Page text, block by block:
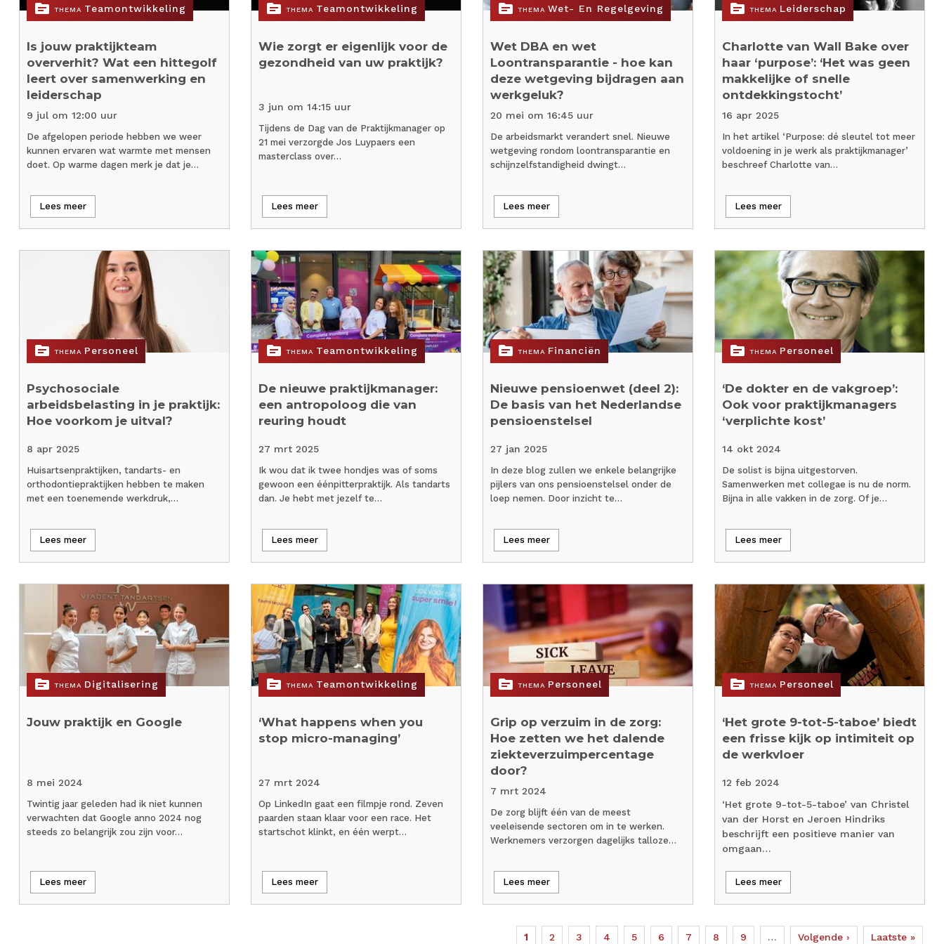
topic THEMA Teamontwikkeling
Is jouw praktijkteam
oververhit? Wat een hittegolf
leert over samenwerking en
leiderschap
9 jul om 12:00 uur
De afgelopen periode hebben we weer
kunnen ervaren wat warmte met mensen
doet. Op warme dagen merk je dat je…
Lees meer
topic THEMA Teamontwikkeling
Wie zorgt er eigenlijk voor de
gezondheid van uw praktijk?
3 jun om 14:15 uur
Tijdens de Dag van de Praktijkmanager op
21 mei verzorgde Jos Luypaers een
masterclass over…
Lees meer
topic THEMA Wet- En Regelgeving
Wet DBA en wet
Loontransparantie - hoe kan
deze wetgeving bijdragen aan
werkgeluk?
20 mei om 16:45 uur
De arbeidsmarkt verandert snel. Nieuwe
wetgeving rondom loontransparantie en
schijnzelfstandigheid dwingt…
Lees meer
topic THEMA Leiderschap
Charlotte van Wall Bake over
haar ‘purpose’: ‘Het was geen
makkelijke of snelle
ontdekkingstocht’
16 apr 2025
In het artikel ‘Purpose: dé sleutel tot meer
voldoening in je werk als praktijkmanager’
beschreef Charlotte van…
Lees meer
topic THEMA Personeel
Psychosociale
arbeidsbelasting in je praktijk:
Hoe voorkom je uitval?
8 apr 2025
Huisartsenpraktijken, tandarts- en
orthodontiepraktijken hebben te maken
met een toenemende werkdruk,…
Lees meer
topic THEMA Teamontwikkeling
De nieuwe praktijkmanager:
een antropoloog die van
reuring houdt
27 mrt 2025
Ik wou dat ik twee hondjes was of soms
gewoon een éénpitterpraktijk. Als tandarts
dan. Je hebt met jezelf te…
Lees meer
topic THEMA Financiën
Nieuwe pensioenwet (deel 2):
De basis van het Nederlandse
pensioenstelsel
27 jan 2025
In deze blog zullen we enkele belangrijke
pijlers van ons pensioenstelsel onder de
loep nemen. Door inzicht te…
Lees meer
topic THEMA Personeel
‘De dokter en de vakgroep’:
Ook voor praktijkmanagers
‘verplichte kost’
14 okt 2024
De solist is bijna uitgestorven.
Samenwerken met collegae is nu de norm.
Bijna in alle vakken in de zorg. Of je…
Lees meer
topic THEMA Digitalisering
Jouw praktijk en Google
8 mei 2024
Twintig jaar geleden had ik niet kunnen
verwachten dat Google anno 2024 nog
steeds zo belangrijk zou zijn voor…
Lees meer
topic THEMA Teamontwikkeling
‘What happens when you
stop micro-managing’
27 mrt 2024
Op LinkedIn gaat een filmpje rond. Zeven
paarden staan klaar voor een race. Het
startschot klinkt, en één werpt…
Lees meer
topic THEMA Personeel
Grip op verzuim in de zorg:
Hoe zetten we het dalende
ziekteverzuimpercentage
door?
7 mrt 2024
De zorg blijft één van de meest
veeleisende sectoren om in te werken.
Werknemers verzorgen dagelijks talloze…
Lees meer
topic THEMA Personeel
‘Het grote 9-tot-5-taboe’ biedt
een frisse kijk op intimiteit op
de werkvloer
12 feb 2024
‘Het grote 9-tot-5-taboe’ van Christel
van der Horst en Jeroen Hindriks
beschrijft een positieve manier van
omgaan…
Lees meer
Huidige
1 Page
2 Page
3 Page
4 Page
5 Page
6 Page
7 Page
8 Page
9 … Volgende
Volgende › Laatste
Laatste »